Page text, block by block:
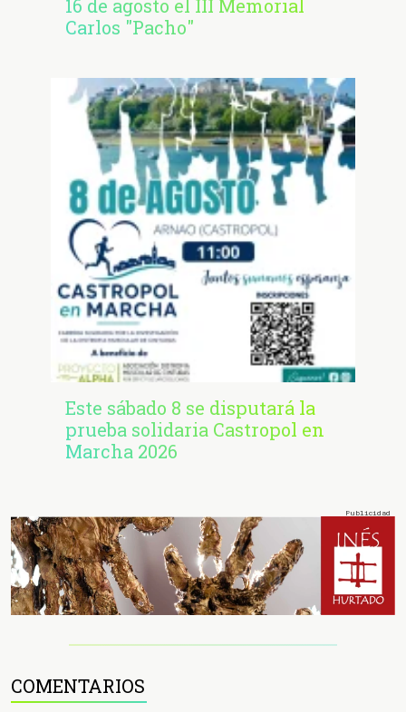
16 de agosto el III Memorial
Carlos "Pacho"
Este sábado 8 se disputará la
prueba solidaria Castropol en
Marcha 2026
COMENTARIOS